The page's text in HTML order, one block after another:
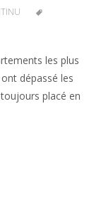
les plus
dépassé les
placé en